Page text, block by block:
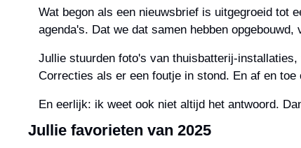
Wat begon als een nieuwsbrief is uitgegroeid tot
agenda's. Dat we dat samen hebben opgebouwd,
Jullie stuurden foto's van thuisbatterij-
Correcties als er een foutje in stond. En af en
En eerlijk: ik weet ook niet altijd het antwoord.
Jullie favorieten van 2025